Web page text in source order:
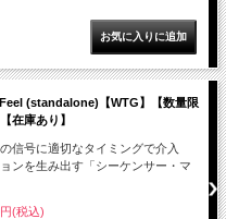
(standalone)【WTG】【数量限
在庫あり】
信号に適切なタイミングで介入
ンを生み出す「シーケンサー・マ
(税込)